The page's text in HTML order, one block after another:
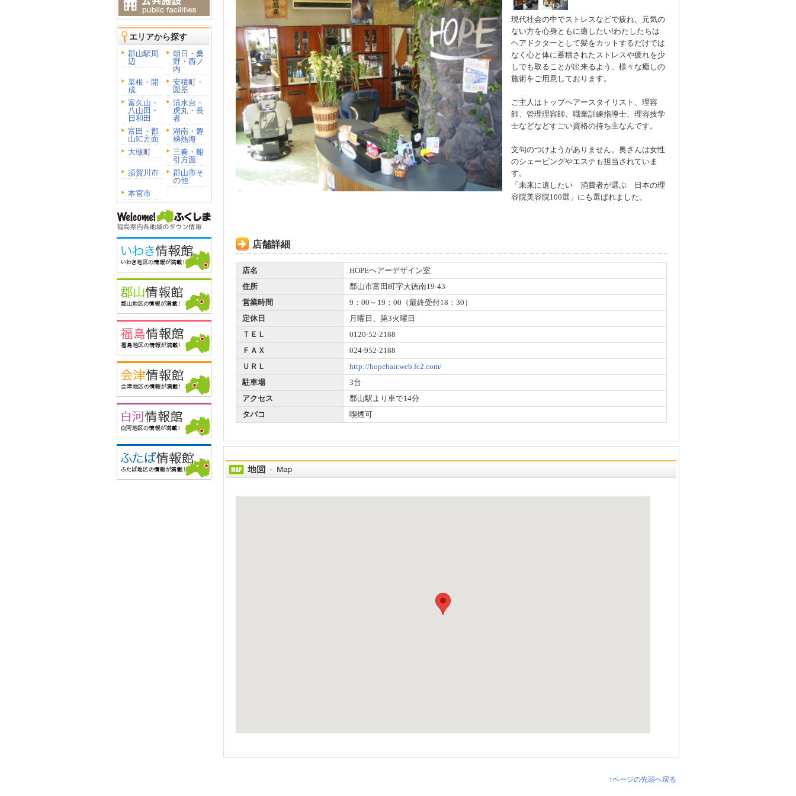
エリアから探す
郡山駅周
辺
朝日・桑
野・西ノ
内
菜根・開
成
安積町・
図景
富久山・
八山田・
日和田
清水台・
虎丸・長
者
富田・郡
山IC方面
湖南・磐
梯熱海
大槻町
三春・船
引方面
須賀川市
郡山市そ
の他
本宮市
現代社会の中でストレスなどで疲れ、元気の
ない方を心身ともに癒したい!わたしたちは
ヘアドクターとして髪をカットするだけでは
なく心と体に蓄積されたストレスや疲れを少
しでも取ることが出来るよう、様々な癒しの
施術をご用意しております。
ご主人はトップヘアースタイリスト、理容
師、管理理容師、職業訓練指導士、理容技学
士などなどすごい資格の持ち主なんです。
文句のつけようがありません。奥さんは女性
のシェービングやエステも担当されていま
す。
「未来に遺したい 消費者が選ぶ 日本の理
容院美容院100選」にも選ばれました。
店舗詳細
店名
HOPEヘアーデザイン室
住所
郡山市富田町字大徳南19-43
営業時間
9：00～19：00（最終受付18：30）
定休日
月曜日、第3火曜日
ＴＥＬ
0120-52-2188
ＦＡＸ
024-952-2188
ＵＲＬ
http://hopehair.web.fc2.com/
駐車場
3台
アクセス
郡山駅より車で14分
タバコ
喫煙可
↑ページの先頭へ戻る